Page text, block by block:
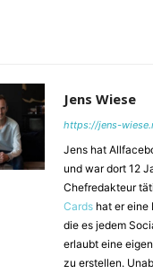
Jens Wiese
https://jens-
Jens hat
und war dort 12
Chefredakteur
Cards hat er eine
die es jedem
erlaubt eine
zu erstellen.